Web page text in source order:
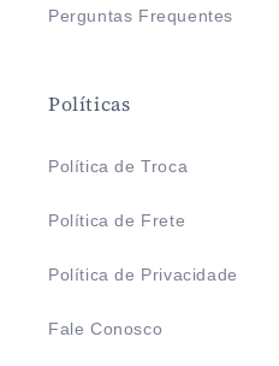
Perguntas Frequentes
Políticas
Política de Troca
Política de Frete
Política de Privacidade
Fale Conosco